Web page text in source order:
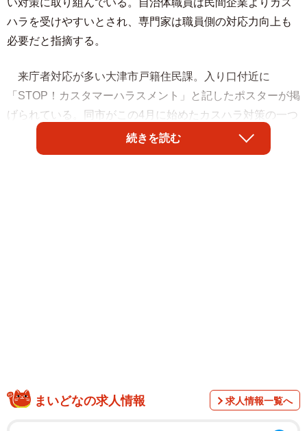
い対策に取り組んでいる。自治体職員は民間企業よりカス
ハラを受けやすいとされ、専門家は職員側の対応力向上も
必要だと指摘する。
来庁者対応が多い大津市戸籍住民課。入り口付近に
「STOP！カスタマーハラスメント」と記したポスターが掲
げられている。同市がこの4月に始めたカスハラ対策の一つ
大津市は４月からさまざまなカスハラ対策を導入し、来庁者が多い戸籍
住民課にはポスターを掲示している（同市役所）
続きを読む
まいどなの求人情報 求人情報一覧へ